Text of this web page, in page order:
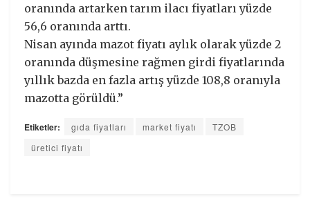
oranında artarken tarım ilacı fiyatları yüzde
56,6 oranında arttı.
Nisan ayında mazot fiyatı aylık olarak yüzde 2
oranında düşmesine rağmen girdi fiyatlarında
yıllık bazda en fazla artış yüzde 108,8 oranıyla
mazotta görüldü.”
Etiketler: gıda fiyatları market fiyatı
TZOB
üretici fiyatı